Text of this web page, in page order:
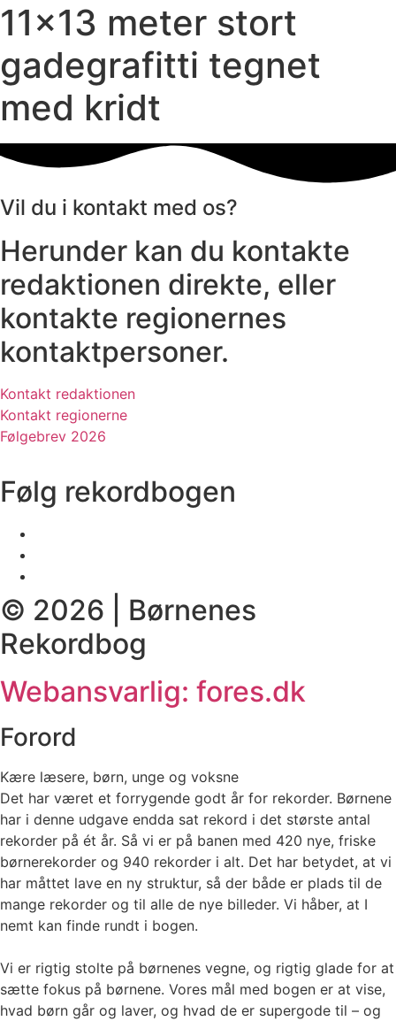
11×13 meter stort
gadegrafitti tegnet
med kridt
Vil du i kontakt med os?
Herunder kan du kontakte
redaktionen direkte, eller
kontakte regionernes
kontaktpersoner.
Kontakt redaktionen
Kontakt regionerne
Følgebrev 2026
Følg rekordbogen
© 2026 | Børnenes
Rekordbog
Webansvarlig: fores.dk
Forord
Kære læsere, børn, unge og voksne
Det har været et forrygende godt år for rekorder. Børnene
har i denne udgave endda sat rekord i det største antal
rekorder på ét år. Så vi er på banen med 420 nye, friske
børnerekorder og 940 rekorder i alt. Det har betydet, at vi
har måttet lave en ny struktur, så der både er plads til de
mange rekorder og til alle de nye billeder. Vi håber, at I
nemt kan finde rundt i bogen.
Vi er rigtig stolte på børnenes vegne, og rigtig glade for at
sætte fokus på børnene. Vores mål med bogen er at vise,
hvad børn går og laver, og hvad de er supergode til – og